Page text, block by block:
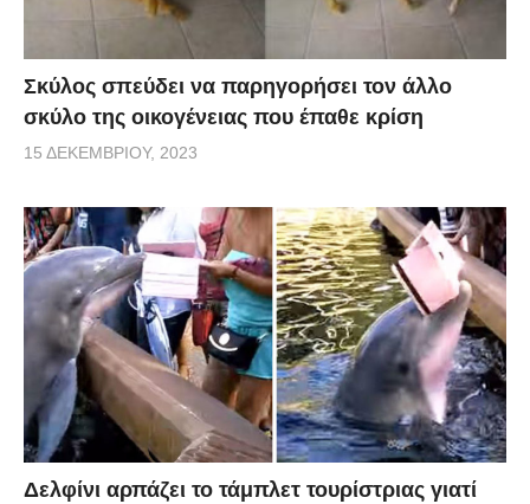
Σκύλος σπεύδει να παρηγορήσει τον άλλο
σκύλο της οικογένειας που έπαθε κρίση
15 ΔΕΚΕΜΒΡΊΟΥ, 2023
Δελφίνι αρπάζει το τάμπλετ τουρίστριας γιατί